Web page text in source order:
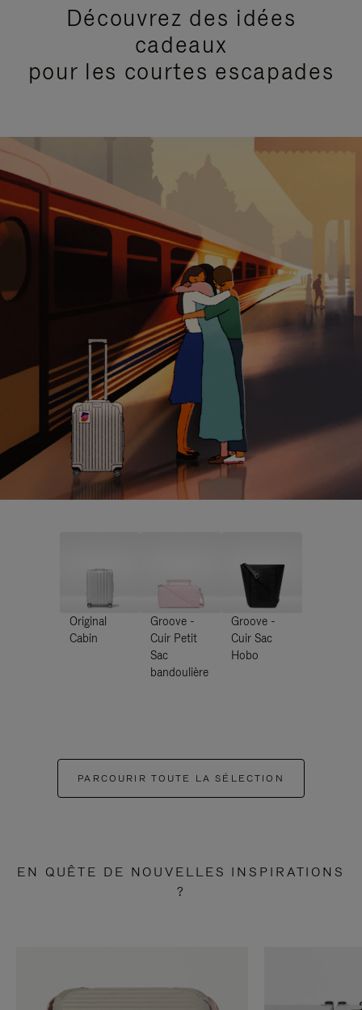
Découvrez des idées
cadeaux
pour les courtes escapades
Original
Cabin
Groove -
Cuir Petit
Sac
bandoulière
Groove -
Cuir Sac
Hobo
PARCOURIR TOUTE LA SÉLECTION
EN QUÊTE DE NOUVELLES INSPIRATIONS
?